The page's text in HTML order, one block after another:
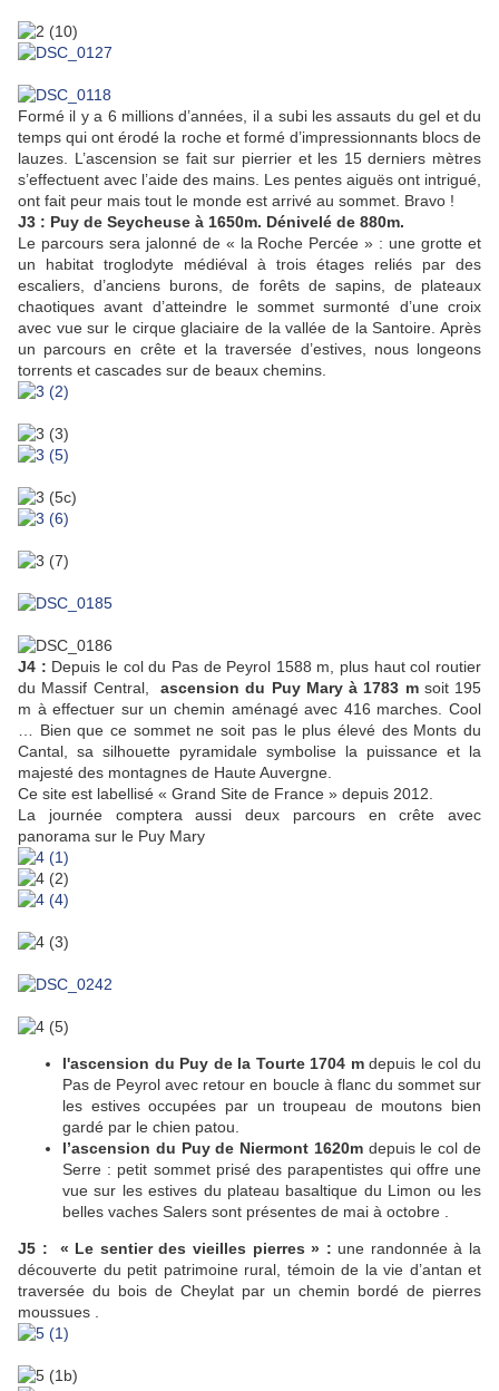
Formé il y a 6 millions d’années, il a subi les assauts du gel et du
temps qui ont érodé la roche et formé d’impressionnants blocs de
lauzes. L’ascension se fait sur pierrier et les 15 derniers mètres
s’effectuent avec l’aide des mains. Les pentes aiguës ont intrigué,
ont fait peur mais tout le monde est arrivé au sommet. Bravo !
J3 : Puy de Seycheuse à 1650m. Dénivelé de 880m.
Le parcours sera jalonné de « la Roche Percée » : une grotte et
un habitat troglodyte médiéval à trois étages reliés par des
escaliers, d’anciens burons, de forêts de sapins, de plateaux
chaotiques avant d’atteindre le sommet surmonté d’une croix
avec vue sur le cirque glaciaire de la vallée de la Santoire. Après
un parcours en crête et la traversée d’estives, nous longeons
torrents et cascades sur de beaux chemins.
J4 : Depuis le col du Pas de Peyrol 1588 m, plus haut col routier
du Massif Central, ascension du Puy Mary à 1783 msoit 195
m à effectuer sur un chemin aménagé avec 416 marches. Cool
… Bien que ce sommet ne soit pas le plus élevé des Monts du
Cantal, sa silhouette pyramidale symbolise la puissance et la
majesté des montagnes de Haute Auvergne.
Ce site est labellisé « Grand Site de France » depuis 2012.
La journée comptera aussi deux parcours en crête avec
panorama sur le Puy Mary
l'ascension du Puy de la Tourte 1704 mdepuis le col du
Pas de Peyrol avec retour en boucle à flanc du sommet sur
les estives occupées par un troupeau de moutons bien
gardé par le chien patou.
l’ascension du Puy de Niermont 1620mdepuis le col de
Serre : petit sommet prisé des parapentistes qui offre une
vue sur les estives du plateau basaltique du Limon ou les
belles vaches Salers sont présentes de mai à octobre .
J5 : « Le sentier des vieilles pierres » : une randonnée à la
découverte du petit patrimoine rural, témoin de la vie d’antan et
traversée du bois de Cheylat par un chemin bordé de pierres
moussues .